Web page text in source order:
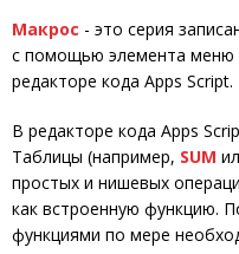
Макрос - это серия
с помощью элемента меню
редакторе кода Apps Script.
В редакторе кода Apps
Таблицы (например, SUM
простых и нишевых
как встроенную функцию.
функциями по мере